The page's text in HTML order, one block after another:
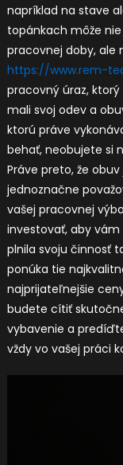
napríklad na stave
topánkach môže
pracovnej doby, ale
https://www.rem-
pracovný úraz,
mali svoj odev a
ktorú práve
behať, neobujete si
Práve preto, že
jednoznačne
vašej pracovnej
investovať, aby
plnila svoju činnosť
ponúka tie
najprijateľnejšie
budete cítiť
vybavenie a
vždy vo vašej práci